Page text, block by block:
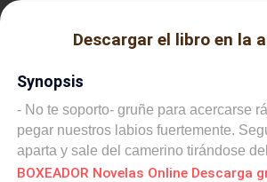
Descargar el libro en la
Synopsis
- No te soporto- gruñe para acercarse
pegar nuestros labios fuertemente.
aparta y sale del camerino tirándose
BOXEADOR Novelas Online Descarga